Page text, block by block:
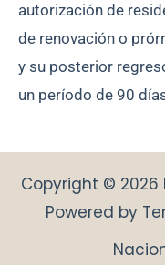
autorización de
de renovación o
y su posterior
un período de 90
Copyright © 2026
Powered by